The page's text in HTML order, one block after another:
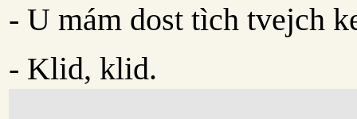
- U mám dost tìch tvejch
- Klid, klid.